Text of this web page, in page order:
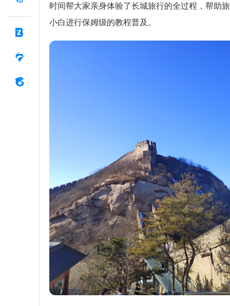
时间帮大家亲身体验了长城旅行的全过程，帮助
小白进行保姆级的教程普及。